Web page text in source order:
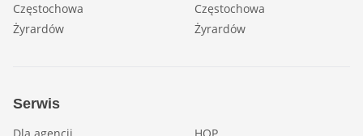
Częstochowa
Żyrardów
Częstochowa
Żyrardów
Serwis